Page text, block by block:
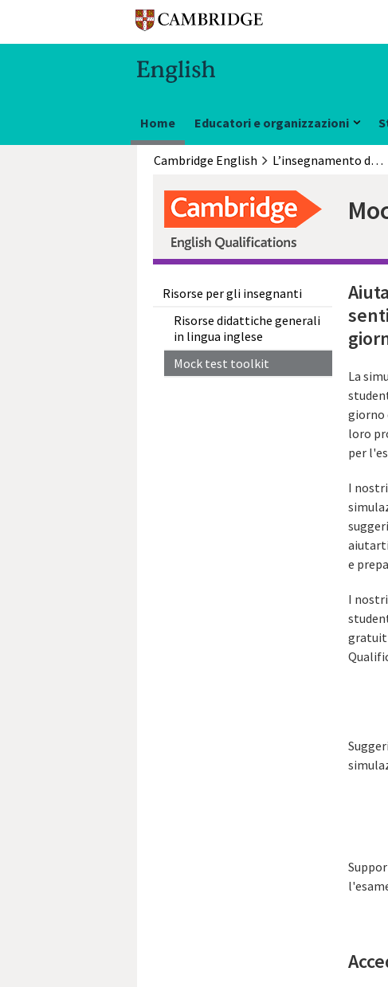
Home Educatori e organizzazioni
Cambridge English L’insegnamento della lingua inglese
Risorse per gli insegnanti
Risorse didattiche generali
in lingua inglese
Mock test toolkit
La
giorno
loro
per
I
e
I